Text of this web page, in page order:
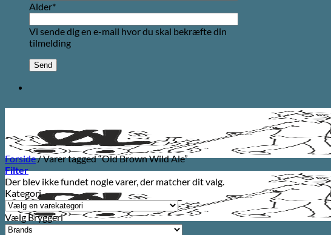
Alder*
Vi sende dig en e-mail hvor du skal bekræfte din
tilmelding
Forside/Varer tagged “Old Brown Wild Ale”
Filter
Der blev ikke fundet nogle varer, der matcher dit valg.
Kategori
Vælg Bryggeri